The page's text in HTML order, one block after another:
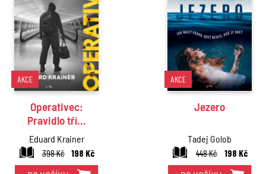
AKCE
Operativec:
Pravidlo tří…
Eduard Krainer
398 Kč 198 Kč
AKCE
Jezero
Tadej Golob
448 Kč
198 Kč